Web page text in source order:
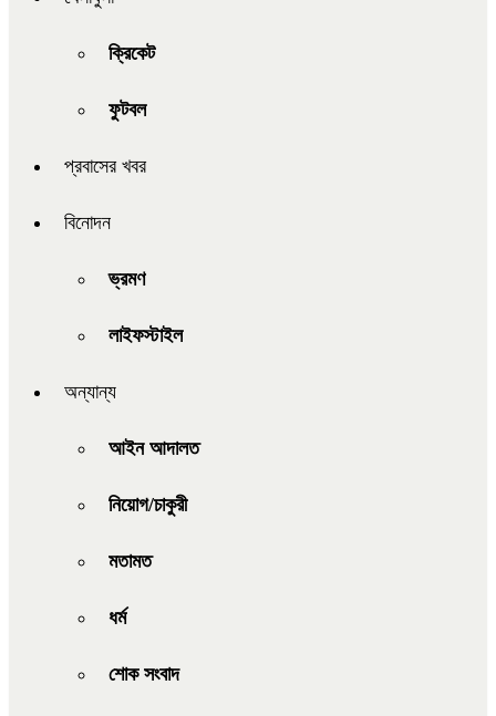
ক্রিকেট
ফুটবল
প্রবাসের খবর
বিনোদন
ভ্রমণ
লাইফস্টাইল
অন্যান্য
আইন আদালত
নিয়োগ/চাকুরী
মতামত
ধর্ম
শোক সংবাদ